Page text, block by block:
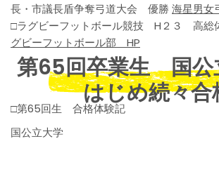
長・市議長盾争奪弓道大会 優勝 海星男
□ラグビーフットボール競技 H２３ 高総
グビーフットボール部 HP
第65回卒業生 国公
はじめ続々合
□第65回生 合格体験記
国公立大学 私